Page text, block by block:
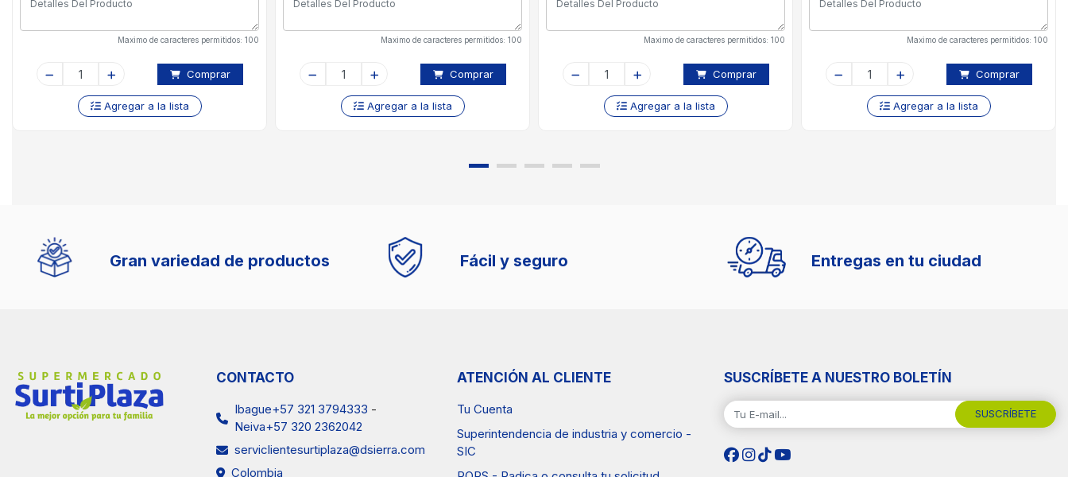
Maximo de caracteres permitidos: 100
Comprar
Agregar a la lista
Maximo de caracteres permitidos: 100
Comprar
Agregar a la lista
Maximo de caracteres permitidos: 100
Comprar
Agregar a la lista
Maximo de caracteres permitidos: 100
Comprar
Agregar a la lista
Gran variedad de productos Fácil y seguro Entregas en tu ciudad
CONTACTO
Ibague+57 321 3794333 -
Neiva+57 320 2362042
serviclientesurtiplaza@dsierra.com
Colombia
ATENCIÓN AL CLIENTE
Tu Cuenta
Superintendencia de industria y comercio -
SIC
SUSCRÍBETE A NUESTRO BOLETÍN
SUSCRÍBETE